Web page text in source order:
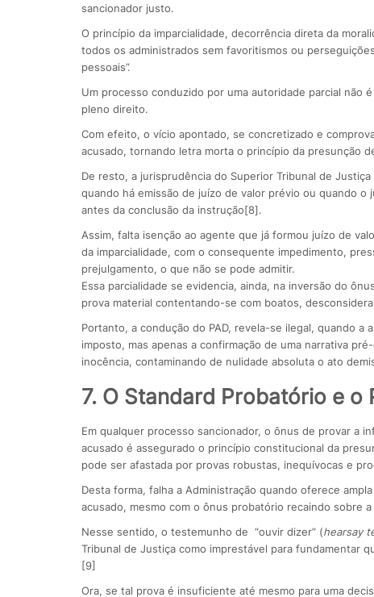
sancionador justo.
O princípio da imparcialidade, decorrência direta da
todos os administrados sem favoritismos ou
pessoais”.
Um processo conduzido por uma autoridade parcial não
pleno direito.
Com efeito, o vício apontado, se concretizado e
acusado, tornando letra morta o princípio da presunção
De resto, a jurisprudência do Superior Tribunal de
quando há emissão de juízo de valor prévio ou quando
antes da conclusão da instrução[8].
Assim, falta isenção ao agente que já formou juízo de
da imparcialidade, com o consequente impedimento,
prejulgamento, o que não se pode admitir.
Essa parcialidade se evidencia, ainda, na inversão do
prova material contentando-se com boatos,
Portanto, a condução do PAD, revela-se ilegal, quando
imposto, mas apenas a confirmação de uma narrativa
inocência, contaminando de nulidade absoluta o ato
7. O Standard Probatório e o
Em qualquer processo sancionador, o ônus de provar a
acusado é assegurado o princípio constitucional da
pode ser afastada por provas robustas, inequívocas e
Desta forma, falha a Administração quando oferece
acusado, mesmo com o ônus probatório recaindo sobre a
Nesse sentido, o testemunho de “ouvir dizer” (hearsay
Tribunal de Justiça como imprestável para fundamentar
[9]
Ora, se tal prova é insuficiente até mesmo para uma